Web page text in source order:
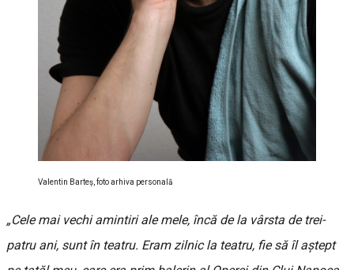
Valentin Barteș, foto arhiva personală
„Cele mai vechi amintiri ale mele, încă de la vârsta de trei-
patru ani, sunt în teatru. Eram zilnic la teatru, fie să îl aștept